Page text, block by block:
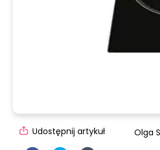
Olga
Udostępnij artykuł